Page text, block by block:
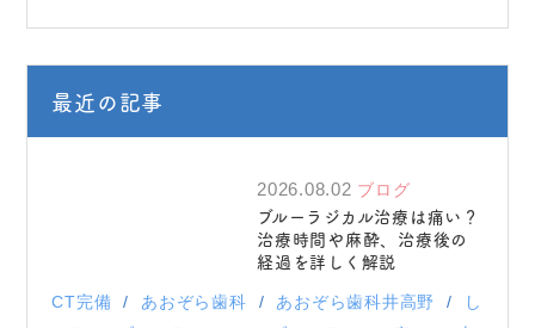
最近の記事
2026.08.02 ブログ
ブルーラジカル治療は痛い？
治療時間や麻酔、治療後の
経過を詳しく解説
CT完備 あおぞら歯科 あおぞら歯科井高野
し